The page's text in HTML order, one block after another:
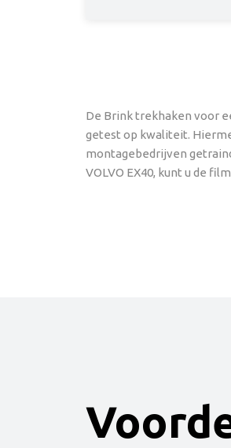
De Brink trekhaken voor
getest op kwaliteit.
montagebedrijven
VOLVO EX40, kunt u de